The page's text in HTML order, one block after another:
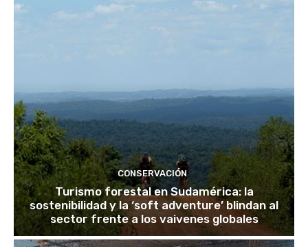
CONSERVACIÓN
Turismo forestal en Sudamérica: la
sostenibilidad y la ‘soft adventure’ blindan al
sector frente a los vaivenes globales